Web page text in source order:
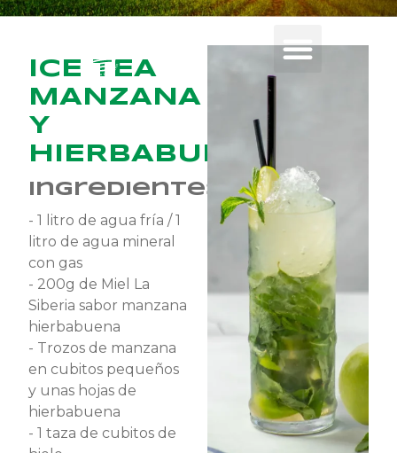
ICE TEA
MANZANA
Y
HIERBABUENA
Ingredientes
- 1 litro de agua fría / 1
litro de agua mineral
con gas
- 200g de Miel La
Siberia sabor manzana
hierbabuena
- Trozos de manzana
en cubitos pequeños
y unas hojas de
hierbabuena
- 1 taza de cubitos de